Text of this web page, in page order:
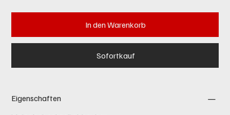
In den Warenkorb
Sofortkauf
Eigenschaften